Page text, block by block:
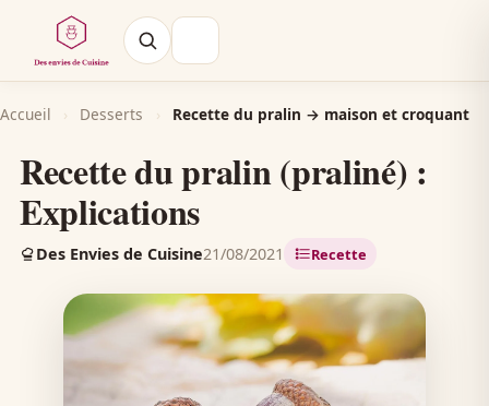
Accueil › Desserts › Recette du pralin → maison et croquant
Recette du pralin (praliné) :
Explications
Des Envies de Cuisine21/08/2021 Recette